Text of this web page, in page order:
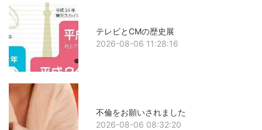
テレビとCMの歴史展
2026-08-06 11:28:16
不倫をお願いされました
2026-08-06 08:32:20